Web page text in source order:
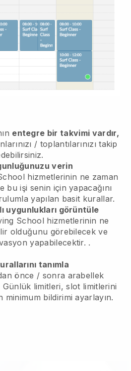
entegre bir takvimi vardır,
/ toplantılarınızı takip
verin
hizmetlerinin ne zaman
bu işi senin için yapacağını
yapılan basit kurallar.
uygunlukları görüntüle
School hizmetlerinin ne
olduğunu görebilecek ve
yapabilecektir. .
tanımla
önce / sonra arabellek
Günlük limitleri, slot limitlerini
bildirimi ayarlayın.